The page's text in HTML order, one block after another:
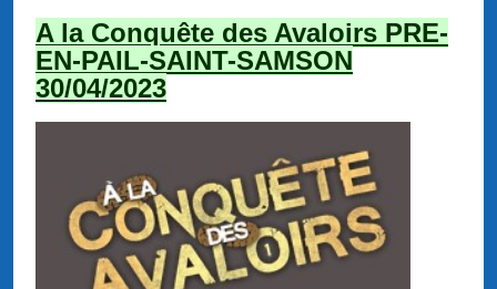
A la Conquête des Avaloirs PRE-
EN-PAIL-SAINT-SAMSON
30/04/2023